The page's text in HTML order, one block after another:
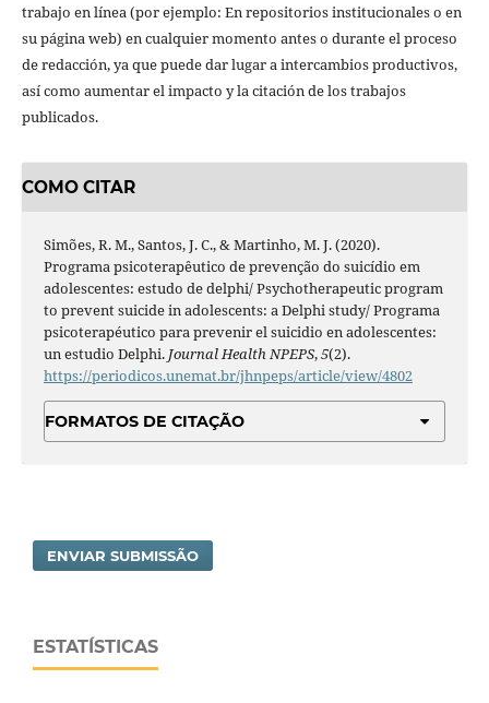
trabajo en línea (por ejemplo: En repositorios institucionales o en
su página web) en cualquier momento antes o durante el proceso
de redacción, ya que puede dar lugar a intercambios productivos,
así como aumentar el impacto y la citación de los trabajos
publicados.
COMO CITAR
Simões, R. M., Santos, J. C., & Martinho, M. J. (2020).
Programa psicoterapêutico de prevenção do suicídio em
adolescentes: estudo de delphi/ Psychotherapeutic program
to prevent suicide in adolescents: a Delphi study/ Programa
psicoterapéutico para prevenir el suicidio en adolescentes:
un estudio Delphi. Journal Health NPEPS,5(2).
https://periodicos.unemat.br/jhnpeps/article/view/4802
FORMATOS DE CITAÇÃO
ENVIAR SUBMISSÃO
ESTATÍSTICAS